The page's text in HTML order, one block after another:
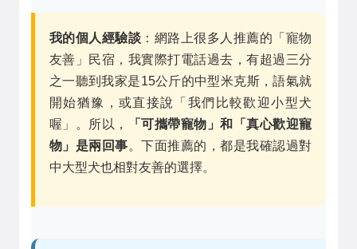
我的個人經驗談 ：網路上很多人推薦的「寵物
友善」民宿，我實際打電話過去，有超過三分
之一聽到我家是15公斤的中型米克斯，語氣就
開始猶豫，或直接說「我們比較歡迎小型犬
喔」。所以，
「可攜帶寵物」和「真心歡迎寵
物」是兩回事。下面推薦的，都是我確認過對
中大型犬也相對友善的選擇。